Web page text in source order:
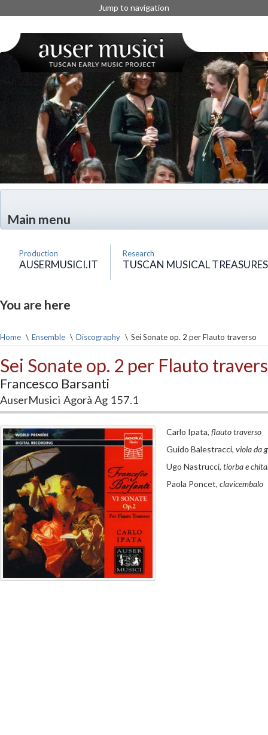
Jump to navigation
Main menu
Production
AUSERMUSICI.IT
Research
TUSCAN MUSICAL TREASURES
You are here
Home \ Ensemble \ Discography \ Sei Sonate op. 2 per Flauto traverso
Sei Sonate op. 2 per Flauto
Francesco Barsanti
AuserMusici Agorà Ag 157.1
Carlo Ipata, flauto traverso
Guido Balestracci, viola da
Ugo Nastrucci, tiorba e
Paola Poncet, clavicembalo